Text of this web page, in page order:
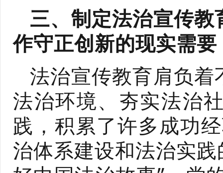
三、制定法治宣传
作守正创新的现实需要
法治宣传教育肩负
法治环境、夯实法治
践，积累了许多成功
治体系建设和法治实